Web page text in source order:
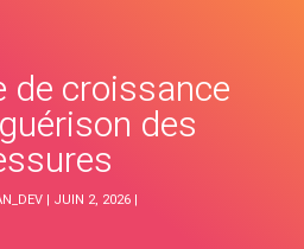
de croissance
des
| JUIN 2, 2026 |